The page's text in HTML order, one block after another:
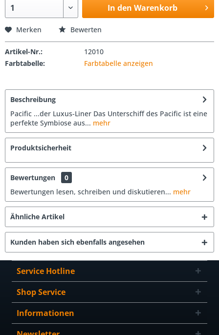
In den Warenkorb
Merken Bewerten
Artikel-Nr.:
12010
Farbtabelle:
Farbtabelle anzeigen
Beschreibung
Pacific ...der Luxus-Liner Das Unterschiff des Pacific ist eine
perfekte Symbiose aus... mehr
Produktsicherheit
Bewertungen
0
Bewertungen lesen, schreiben und diskutieren... mehr
Ähnliche Artikel
Kunden haben sich ebenfalls angesehen
Service Hotline
Shop Service
Informationen